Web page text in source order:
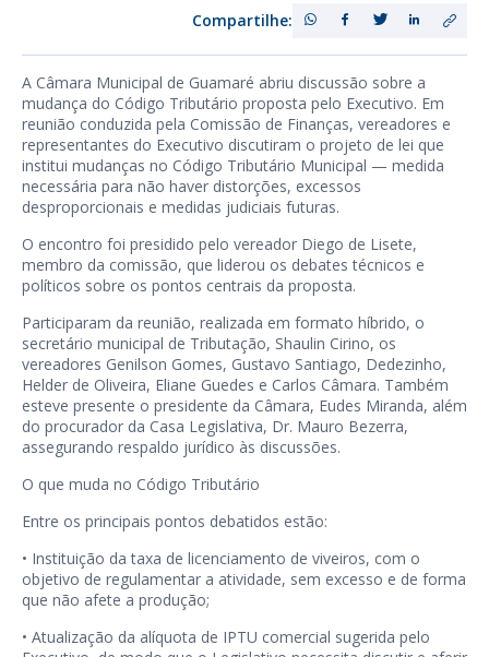
Compartilhe:
A Câmara Municipal de Guamaré abriu discussão sobre a
mudança do Código Tributário proposta pelo Executivo. Em
reunião conduzida pela Comissão de Finanças, vereadores e
representantes do Executivo discutiram o projeto de lei que
institui mudanças no Código Tributário Municipal — medida
necessária para não haver distorções, excessos
desproporcionais e medidas judiciais futuras.
O encontro foi presidido pelo vereador Diego de Lisete,
membro da comissão, que liderou os debates técnicos e
políticos sobre os pontos centrais da proposta.
Participaram da reunião, realizada em formato híbrido, o
secretário municipal de Tributação, Shaulin Cirino, os
vereadores Genilson Gomes, Gustavo Santiago, Dedezinho,
Helder de Oliveira, Eliane Guedes e Carlos Câmara. Também
esteve presente o presidente da Câmara, Eudes Miranda, além
do procurador da Casa Legislativa, Dr. Mauro Bezerra,
assegurando respaldo jurídico às discussões.
O que muda no Código Tributário
Entre os principais pontos debatidos estão:
• Instituição da taxa de licenciamento de viveiros, com o
objetivo de regulamentar a atividade, sem excesso e de forma
que não afete a produção;
• Atualização da alíquota de IPTU comercial sugerida pelo